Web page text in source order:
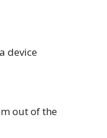
device
out of the